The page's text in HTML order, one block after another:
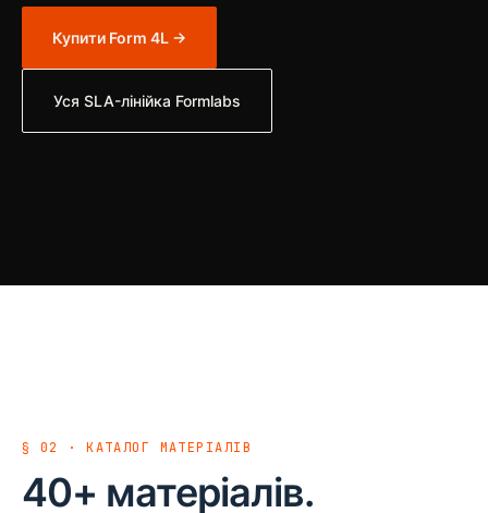
Купити Form 4L →
Уся SLA-лінійка Formlabs
§ 02 · КАТАЛОГ МАТЕРІАЛІВ
40+ матеріалів.